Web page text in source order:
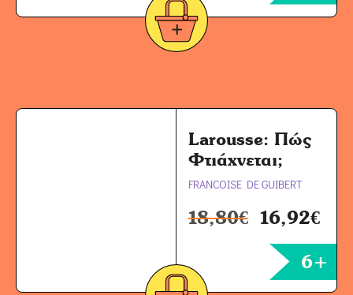
Larousse: Πώς
Φτιάχνεται;
FRANCOISE DE GUIBERT
18,80€ 16,92€
6+